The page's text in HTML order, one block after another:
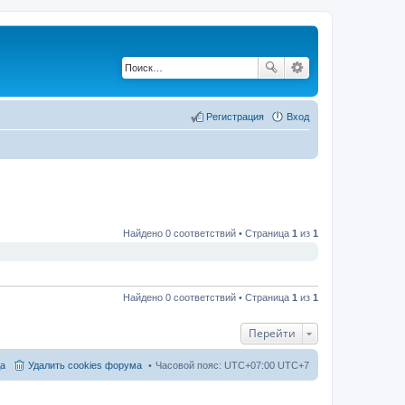
Вход
Регистрация
Найдено 0 соответствий • Страница 1 из 1
Найдено 0 соответствий • Страница 1 из 1
Перейти
Часовой пояс: UTC+07:00 UTC+7
Удалить cookies форума